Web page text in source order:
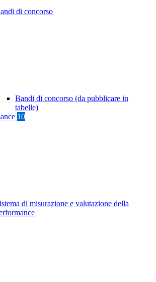
di concorso
Bandi di concorso (da pubblicare in
tabelle)
10
di misurazione e valutazione della